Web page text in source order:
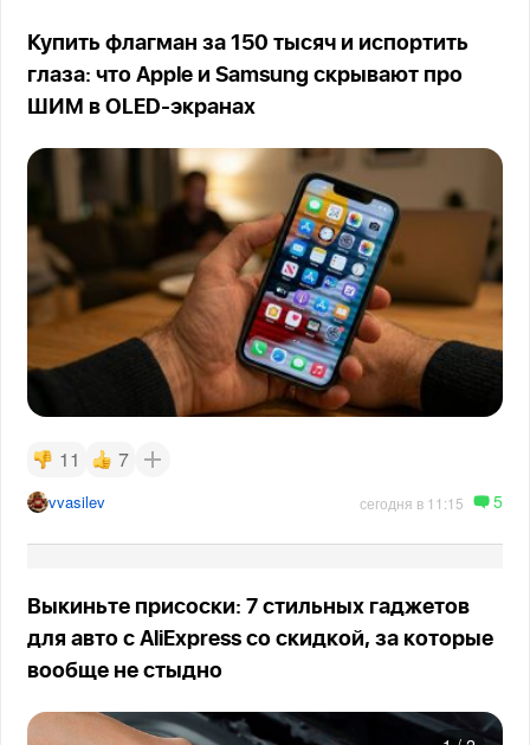
Купить флагман за 150 тысяч и испортить
глаза: что Apple и Samsung скрывают про
ШИМ в OLED-экранах
11 7
vvasilev сегодня в 11:15 5
Выкиньте присоски: 7 стильных гаджетов
для авто с AliExpress со скидкой, за которые
вообще не стыдно